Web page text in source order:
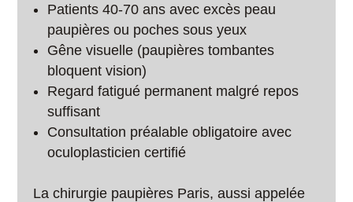
Patients 40-70 ans avec excès peau
paupières ou poches sous yeux
Gêne visuelle (paupières tombantes
bloquent vision)
Regard fatigué permanent malgré repos
suffisant
Consultation préalable obligatoire avec
oculoplasticien certifié
La chirurgie paupières Paris, aussi appelée